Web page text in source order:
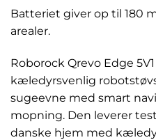
Batteriet giver op til 180
arealer.
Roborock Qrevo Edge
kæledyrsvenlig
sugeevne med smart
mopning. Den leverer
danske hjem med